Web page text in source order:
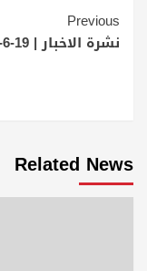
Continue
Reading
Previous
نشرة الاخبار | 19-6-2026
Related News